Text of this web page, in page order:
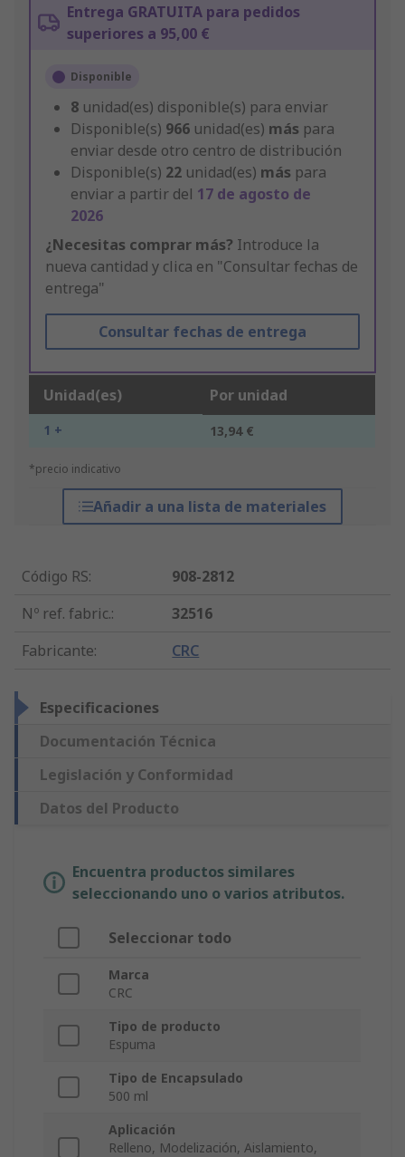
Entrega GRATUITA para pedidos
superiores a 95,00 €
Disponible
8 unidad(es) disponible(s) para enviar
Disponible(s) 966 unidad(es) más para
enviar desde otro centro de distribución
Disponible(s) 22 unidad(es) más para
enviar a partir del 17 de agosto de
2026
¿Necesitas comprar más? Introduce la
nueva cantidad y clica en "Consultar fechas de
entrega"
Consultar fechas de entrega
Unidad(es) Por unidad
1 + 13,94 €
*precio indicativo
Añadir a una lista de materiales
Código RS:
908-2812
Nº ref. fabric.:
32516
Fabricante: CRC
Especificaciones
Documentación Técnica
Legislación y Conformidad
Datos del Producto
Encuentra productos similares
seleccionando uno o varios atributos.
Seleccionar todo
Marca
CRC
Tipo de producto
Espuma
Tipo de Encapsulado
500 ml
Aplicación
Relleno, Modelización, Aislamiento,